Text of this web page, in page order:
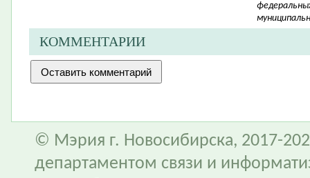
КОММЕНТАРИИ
© Мэрия г. Новосибирска, 2017-
департаментом связи и